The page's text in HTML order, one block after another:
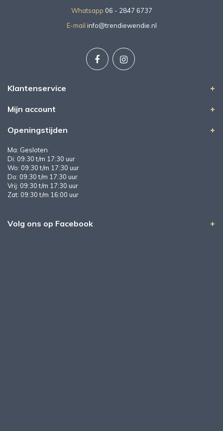
Whatsapp 06 - 2847 6737
E-mail info@trendiewendie.nl
Klantenservice
Mijn account
Openingstijden
Ma: Gesloten
Di: 09:30 t/m 17:30 uur
Wo: 09:30 t/m 17:30 uur
Do: 09:30 t/m 17:30 uur
Vrij: 09:30 t/m 17:30 uur
Zat: 09:30 t/m 16:00 uur
Volg ons op Facebook